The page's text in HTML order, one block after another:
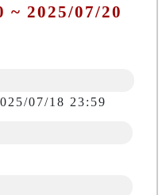
~ 2025/07/20
07/18 23:59